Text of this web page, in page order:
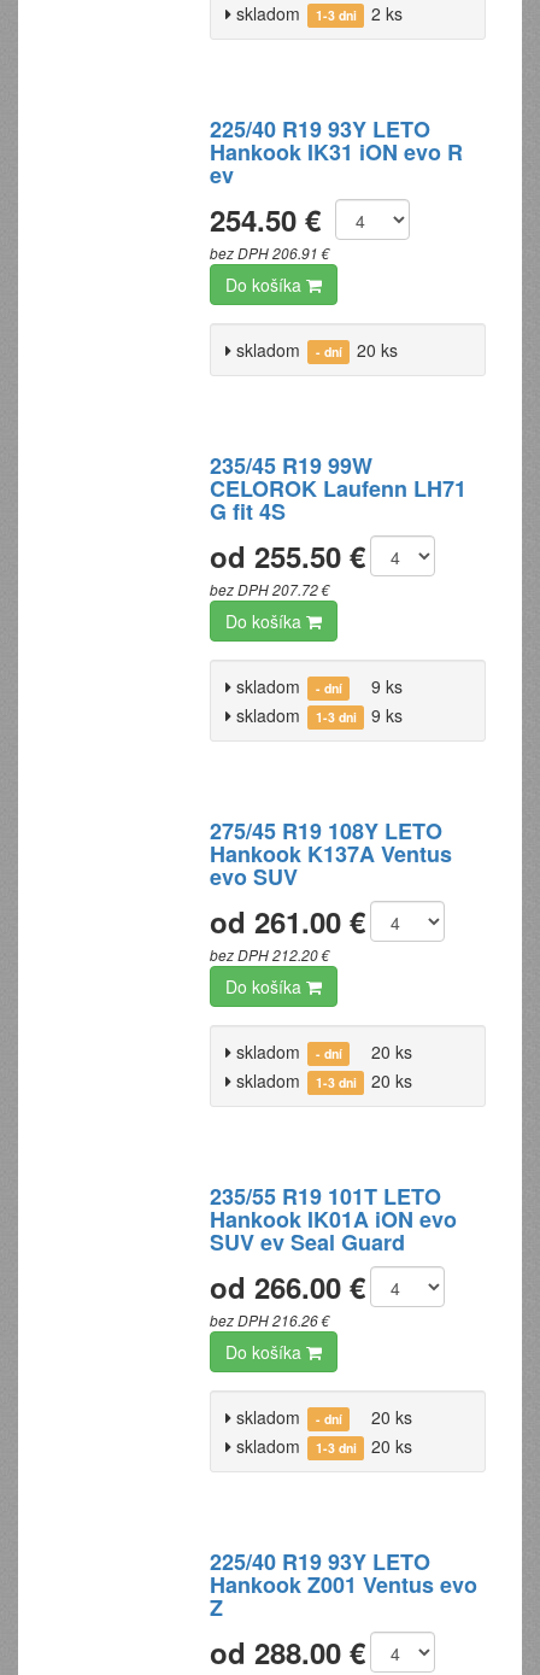
skladom
1-3 dni 2 ks
225/40 R19 93Y LETO
Hankook IK31 iON evo R
ev
254.50 €
bez DPH 206.91 €
Do košíka
skladom - dní 20 ks
235/45 R19 99W
CELOROK Laufenn LH71
G fit 4S
od 255.50 €
bez DPH 207.72 €
Do košíka
skladom - dní
9 ks
skladom
1-3 dni 9 ks
275/45 R19 108Y LETO
Hankook K137A Ventus
evo SUV
od 261.00 €
bez DPH 212.20 €
Do košíka
skladom - dní
20 ks
skladom
1-3 dni 20 ks
235/55 R19 101T LETO
Hankook IK01A iON evo
SUV ev Seal Guard
od 266.00 €
bez DPH 216.26 €
Do košíka
skladom - dní
20 ks
skladom
1-3 dni 20 ks
225/40 R19 93Y LETO
Hankook Z001 Ventus evo
Z
od 288.00 €